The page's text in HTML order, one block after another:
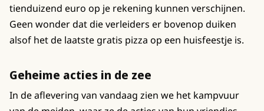
tienduizend euro op je rekening kunnen verschijnen.
Geen wonder dat die verleiders er bovenop duiken
alsof het de laatste gratis pizza op een huisfeestje is.
Geheime acties in de zee
In de aflevering van vandaag zien we het kampvuur